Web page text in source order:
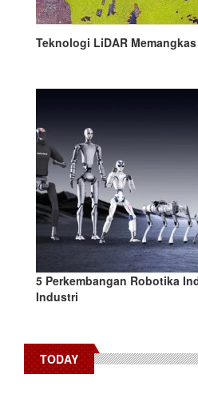
Teknologi LiDAR
5 Perkembangan Robotika
Industri
TODAY